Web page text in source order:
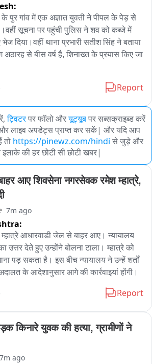
के पुर गांव में एक अज्ञात युवती ने पीपल के पेड़ से
सूचना पर पहुंची पुलिस ने शव को कब्जे में
दिया।वहीं थाना प्रभारी सतीश सिंह ने बताया
से बीस वर्ष है, शिनाख्त के प्रयास किए जा
Report
ट्विटरपर फॉलो औरयूट्यूबपर सब्सक्राइब्ड करें
लाइव अपडेट्स प्राप्त कर सकें| और यदि आप
तो https://pinewz.com/hindi से जुड़े और
की हर छोटी सी छोटी खबर|
आए शिवसेना नगरसेवक रमेश म्हात्रे,
7m ago
आधारवाडी जेल से बाहर आए। न्यायालय
उत्तर देते हुए उन्होंने बोलना टाला। म्हात्रे को
पड़ सकता है। इस बीच न्यायालय ने उन्हें शर्तों
के आदेशानुसार आगे की कार्रवाइयां होंगी।
Report
किनारे युवक की हत्या, ग्रामीणों ने
7m ago